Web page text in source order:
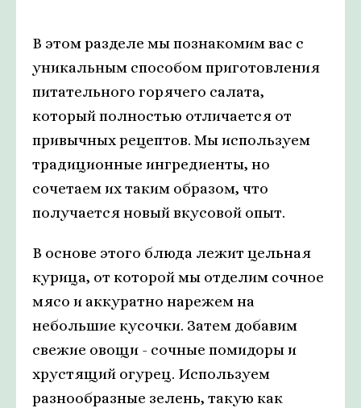
В этом разделе мы познакомим вас с
уникальным способом приготовления
питательного горячего салата,
который полностью отличается от
привычных рецептов. Мы используем
традиционные ингредиенты, но
сочетаем их таким образом, что
получается новый вкусовой опыт.
В основе этого блюда лежит цельная
курица, от которой мы отделим сочное
мясо и аккуратно нарежем на
небольшие кусочки. Затем добавим
свежие овощи - сочные помидоры и
хрустящий огурец. Используем
разнообразные зелень, такую как